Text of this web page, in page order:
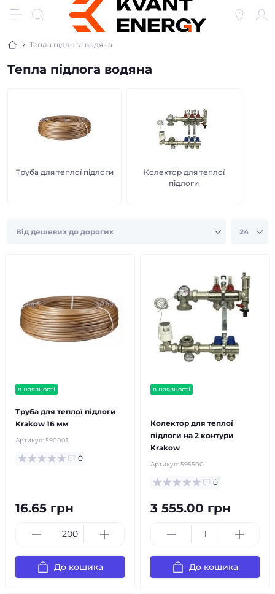
Тепла підлога водяна
Тепла підлога водяна
Труба для теплої підлоги
Колектор для теплої
підлоги
в наявності
Труба для теплої підлоги
Krakow 16 мм
Артикул: 590001
0
16.65 грн
До кошика
в наявності
Колектор для теплої
підлоги на 2 контури
Krakow
Артикул: 595500
0
3 555.00 грн
До кошика